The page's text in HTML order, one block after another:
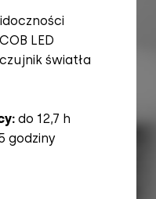
LED
światła
do 12,7 h
godziny